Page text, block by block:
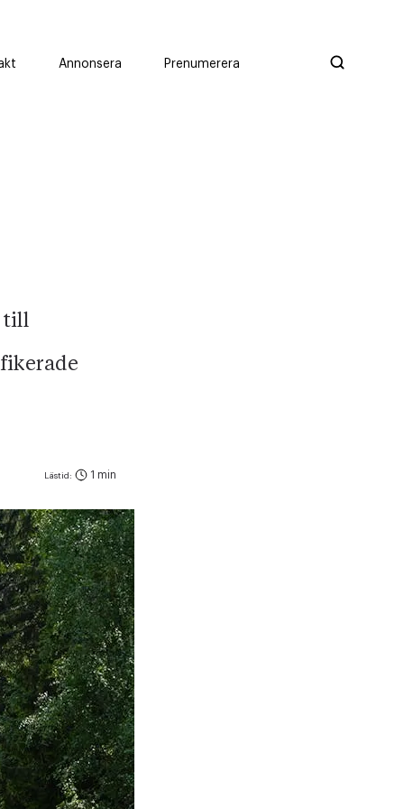
Annonsera Prenumerera
till
Lästid: 1 min